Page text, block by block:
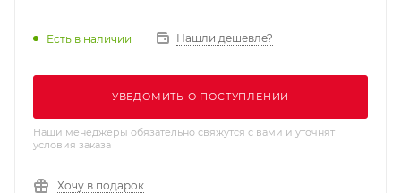
Есть в наличии Нашли дешевле?
УВЕДОМИТЬ О ПОСТУПЛЕНИИ
Наши менеджеры обязательно свяжутся с вами и уточнят
условия заказа
Хочу в подарок